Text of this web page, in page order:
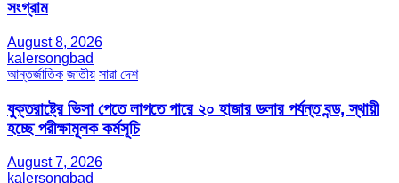
সংগ্রাম
August 8, 2026
kalersongbad
আন্তর্জাতিক জাতীয় সারা দেশ
যুক্তরাষ্ট্রে ভিসা পেতে লাগতে পারে ২০ হাজার ডলার পর্যন্ত বন্ড, স্থায়ী
হচ্ছে পরীক্ষামূলক কর্মসূচি
August 7, 2026
kalersongbad